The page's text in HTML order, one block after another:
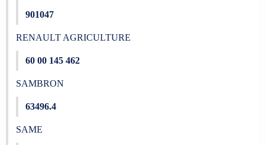
901047
RENAULT AGRICULTURE
60 00 145 462
SAMBRON
63496.4
SAME